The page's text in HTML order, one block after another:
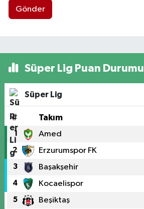
Gönder
Süper Lig Puan Durumu
Süper Lig
# Takım
1 Amed
2 Erzurumspor FK
3 Başakşehir
4 Kocaelispor
5 Beşiktaş